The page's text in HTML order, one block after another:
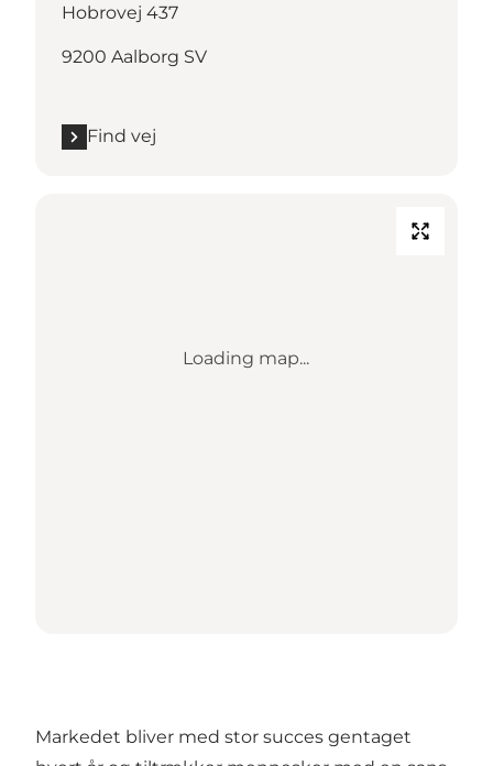
Hobrovej 437
9200 Aalborg SV
Find vej
Loading map...
Markedet bliver med stor succes gentaget